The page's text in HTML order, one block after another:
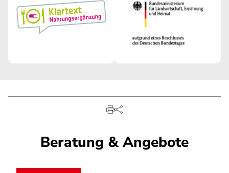
Beratung & Angebote